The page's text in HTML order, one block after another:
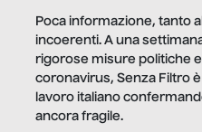
Poca informazione, tanto
incoerenti. A una
rigorose misure politiche
coronavirus, Senza Filtro
lavoro italiano
ancora fragile.